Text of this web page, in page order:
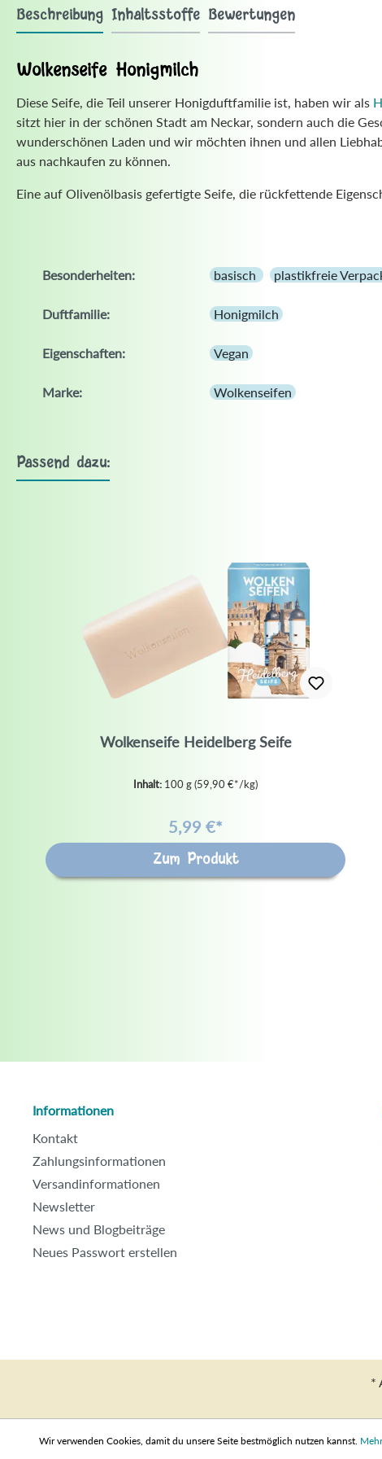
Beschreibung Inhaltsstoffe Bewertungen
Wolkenseife Honigmilch
Diese Seife, die Teil unserer Honigduftfamilie ist, haben wir als
sitzt hier in der schönen Stadt am Neckar, sondern auch die
wunderschönen Laden und wir möchten ihnen und allen
aus nachkaufen zu können.
Eine auf Olivenölbasis gefertigte Seife, die rückfettende
Besonderheiten: basisch plastikfreie
Duftfamilie: Honigmilch
Eigenschaften: Vegan
Marke: Wolkenseifen
Passend dazu:
Wolkenseife Heidelberg Seife
Inhalt: 100 g(59,90 €*/kg)
5,99 €*
Zum Produkt
Informationen
Kontakt
Zahlungsinformationen
Versandinformationen
Newsletter
News und Blogbeiträge
Neues Passwort erstellen
*
Wir verwenden Cookies, damit du unsere Seite bestmöglich nutzen kannst.